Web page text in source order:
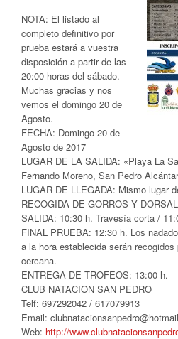
NOTA: El listado al
completo definitivo por
prueba estará a vuestra
disposición a partir de las
20:00 horas del sábado.
Muchas gracias y nos
vemos el domingo 20 de
Agosto.
FECHA: Domingo 20 de
Agosto de 2017
LUGAR DE LA SALIDA: «Playa La
Fernando Moreno, San Pedro
LUGAR DE LLEGADA: Mismo lugar
RECOGIDA DE GORROS Y
SALIDA: 10:30 h. Travesía corta /
FINAL PRUEBA: 12:30 h. Los
a la hora establecida serán
cercana.
ENTREGA DE TROFEOS: 13:00 h.
CLUB NATACION SAN PEDRO
Telf: 697292042 / 617079913
Email:
Web: http://